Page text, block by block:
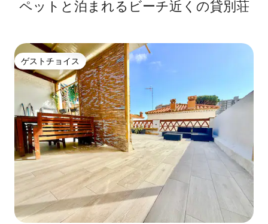
ペットと泊まれるビーチ近くの貸別荘
ゲストチョイス
ゲストチョイス